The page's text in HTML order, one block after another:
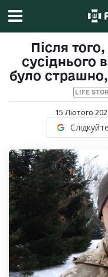
Після того,
сусіднього
було страшно,
LIFE
15 Лютого